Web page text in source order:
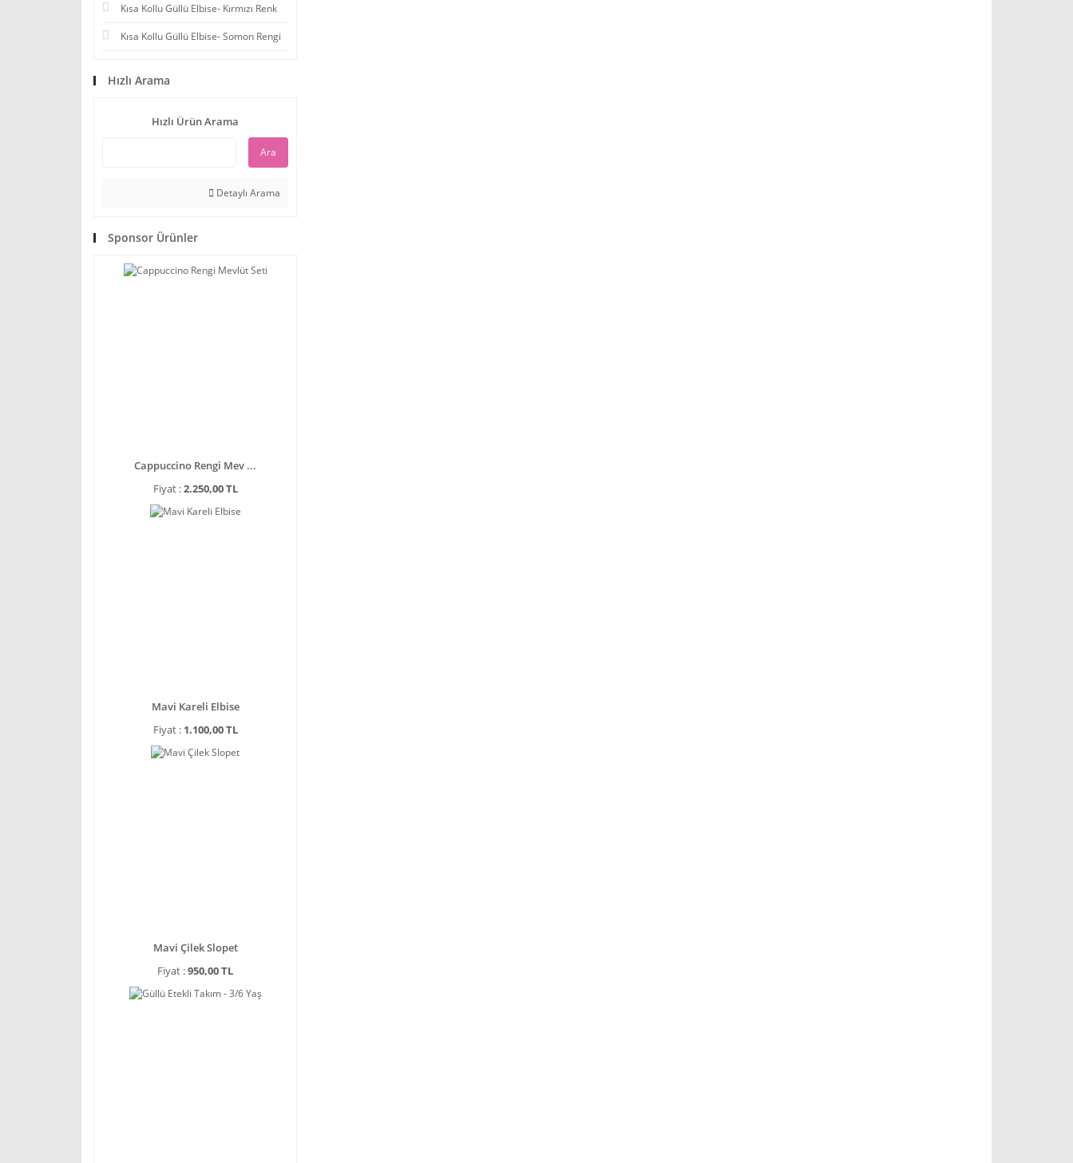
Kısa Kollu Güllü Elbise- Kırmızı Renk
Kısa Kollu Güllü Elbise- Somon Rengi
Hızlı Arama
Hızlı Ürün Arama
Ara
Detaylı Arama
Sponsor Ürünler
Cappuccino Rengi Mev ...
Fiyat :2.250,00 TL
Mavi Kareli Elbise
Fiyat : 1.100,00 TL
Mavi Çilek Slopet
Fiyat :950,00 TL